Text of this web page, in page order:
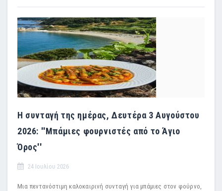
Η συνταγή της ημέρας, Δευτέρα 3 Αυγούστου
2026: ''Μπάμιες φουρνιστές από το Άγιο
Όρος''
24 Ιουλίου 2026
Μια πεντανόστιμη καλοκαιρινή συνταγή για μπάμιες στον φούρνο,